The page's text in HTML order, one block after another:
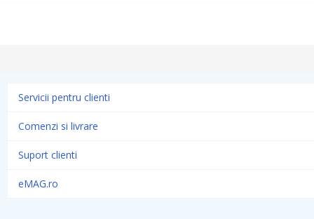
Servicii pentru clienti
Comenzi si livrare
Suport clienti
eMAG.ro